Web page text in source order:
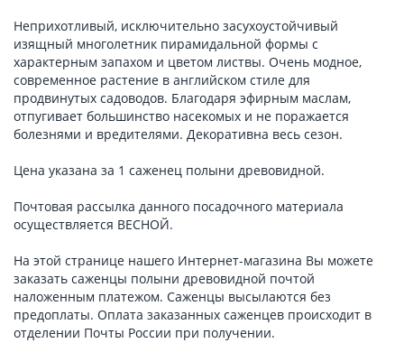
Неприхотливый, исключительно засухоустойчивый
изящный многолетник пирамидальной формы с
характерным запахом и цветом листвы. Очень модное,
современное растение в английском стиле для
продвинутых садоводов. Благодаря эфирным маслам,
отпугивает большинство насекомых и не поражается
болезнями и вредителями. Декоративна весь сезон.
Цена указана за 1 саженец полыни древовидной.
Почтовая рассылка данного посадочного материала
осуществляется ВЕСНОЙ.
На этой странице нашего Интернет-магазина Вы можете
заказать саженцы полыни древовидной почтой
наложенным платежом. Саженцы высылаются без
предоплаты. Оплата заказанных саженцев происходит в
отделении Почты России при получении.